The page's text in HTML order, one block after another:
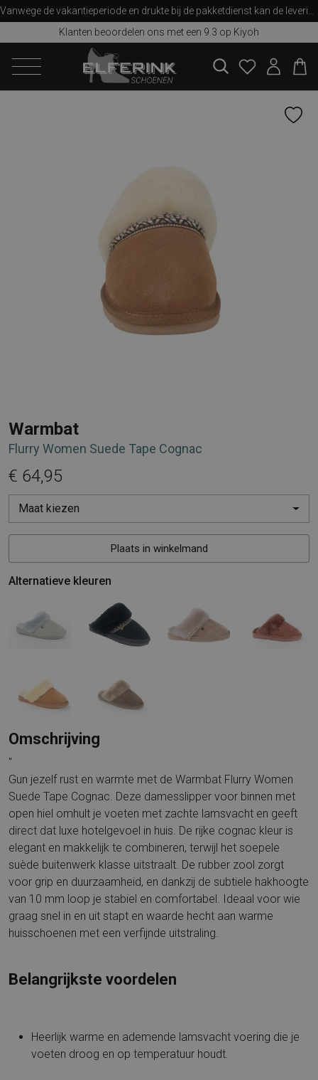
Klanten beoordelen ons met een 9.3 op Kiyoh
zoeken
Warmbat
Flurry Women Suede Tape Cognac
€ 64,95
Maat kiezen
Plaats in winkelmand
Alternatieve kleuren
Omschrijving
"
Gun jezelf rust en warmte met de Warmbat Flurry Women
Suede Tape Cognac. Deze damesslipper voor binnen met
open hiel omhult je voeten met zachte lamsvacht en geeft
direct dat luxe hotelgevoel in huis. De rijke cognac kleur is
elegant en makkelijk te combineren, terwijl het soepele
suède buitenwerk klasse uitstraalt. De rubber zool zorgt
voor grip en duurzaamheid, en dankzij de subtiele hakhoogte
van 10 mm loop je stabiel en comfortabel. Ideaal voor wie
graag snel in en uit stapt en waarde hecht aan warme
huisschoenen met een verfijnde uitstraling.
Belangrijkste voordelen
Heerlijk warme en ademende lamsvacht voering die je
voeten droog en op temperatuur houdt.